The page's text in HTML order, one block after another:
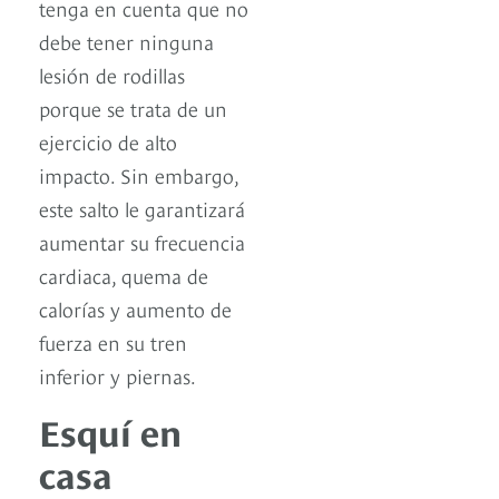
tenga en cuenta que no
debe tener ninguna
lesión de rodillas
porque se trata de un
ejercicio de alto
impacto. Sin embargo,
este salto le garantizará
aumentar su frecuencia
cardiaca, quema de
calorías y aumento de
fuerza en su tren
inferior y piernas.
Esquí en
casa